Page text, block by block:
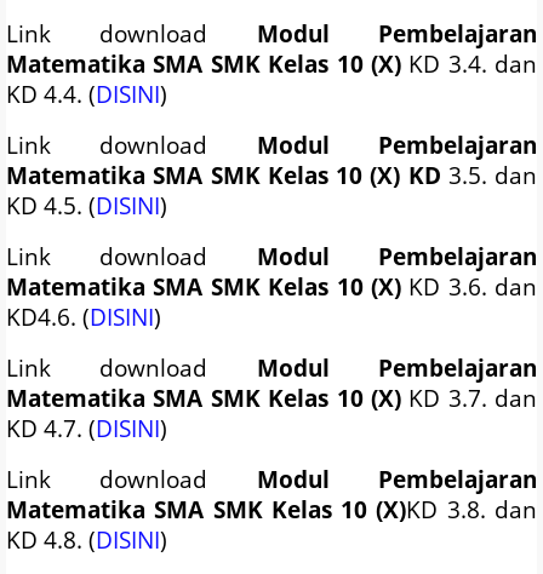
Link download Modul Pembelajaran
Matematika SMA SMK Kelas 10 (X)KD 3.4. dan
KD 4.4. (DISINI)
Link download Modul Pembelajaran
Matematika SMA SMK Kelas 10 (X) KD 3.5. dan
KD 4.5. (DISINI)
Link download Modul Pembelajaran
Matematika SMA SMK Kelas 10 (X) KD 3.6. dan
KD4.6. (DISINI)
Link download Modul Pembelajaran
Matematika SMA SMK Kelas 10 (X) KD 3.7. dan
KD 4.7. (DISINI)
Link download Modul Pembelajaran
Matematika SMA SMK Kelas 10 (X)KD 3.8. dan
KD 4.8. (DISINI)